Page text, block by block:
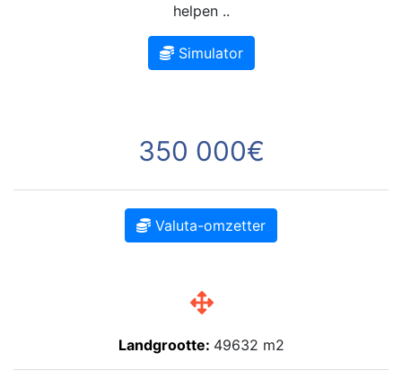
helpen ..
Simulator
350 000€
Valuta-omzetter
Landgrootte: 49632 m2